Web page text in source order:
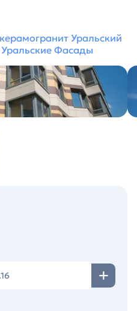
Уральский
Фасады